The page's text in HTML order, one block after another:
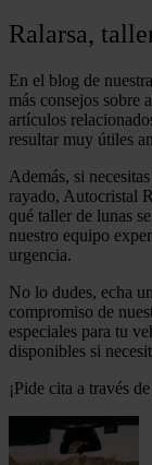
Ralarsa,
En el blog de
más consejos sobre
artículos
resultar muy útiles
Además, si
rayado, Autocristal
qué taller de lunas
nuestro equipo
urgencia.
No lo dudes, echa
compromiso de
especiales para tu
disponibles si
¡Pide cita a través